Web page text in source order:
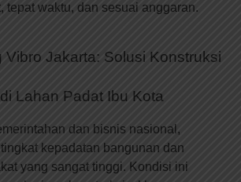
tepat waktu, dan sesuai anggaran.
Jakarta: Solusi Konstruksi
Lahan Padat Ibu Kota
dan bisnis nasional,
kepadatan bangunan dan
yang sangat tinggi. Kondisi ini